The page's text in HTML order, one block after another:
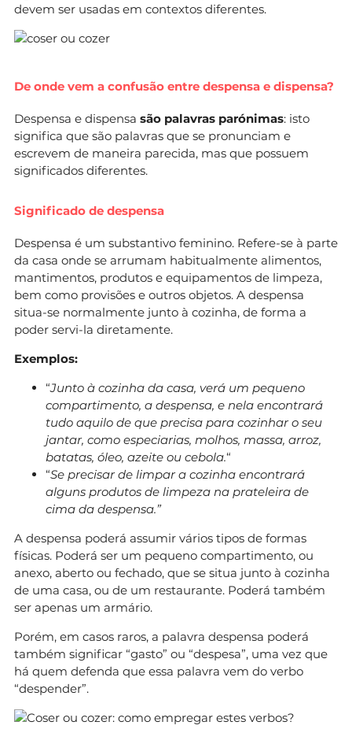
devem ser usadas em contextos diferentes.
De onde vem a confusão entre despensa e dispensa?
Despensa e dispensa são palavras parónimas: isto
significa que são palavras que se pronunciam e
escrevem de maneira parecida, mas que possuem
significados diferentes.
Significado de despensa
Despensa é um substantivo feminino. Refere-se à parte
da casa onde se arrumam habitualmente alimentos,
mantimentos, produtos e equipamentos de limpeza,
bem como provisões e outros objetos. A despensa
situa-se normalmente junto à cozinha, de forma a
poder servi-la diretamente.
Exemplos:
“Junto à cozinha da casa, verá um pequeno
compartimento, a despensa, e nela encontrará
tudo aquilo de que precisa para cozinhar o seu
jantar, como especiarias, molhos, massa, arroz,
batatas, óleo, azeite ou cebola.“
“Se precisar de limpar a cozinha encontrará
alguns produtos de limpeza na prateleira de
cima da despensa.”
A despensa poderá assumir vários tipos de formas
físicas. Poderá ser um pequeno compartimento, ou
anexo, aberto ou fechado, que se situa junto à cozinha
de uma casa, ou de um restaurante. Poderá também
ser apenas um armário.
Porém, em casos raros, a palavra despensa poderá
também significar “gasto” ou “despesa”, uma vez que
há quem defenda que essa palavra vem do verbo
“despender”.